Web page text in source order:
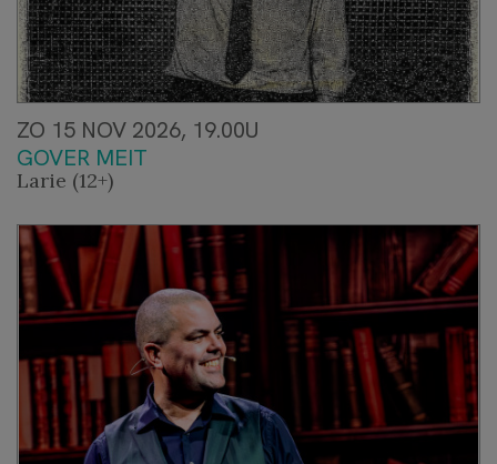
ZO 15 NOV 2026, 19.00U
GOVER MEIT
Larie (12+)